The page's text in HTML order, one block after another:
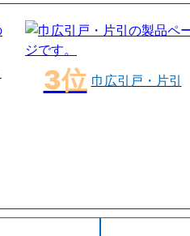
巾広引戸・片引